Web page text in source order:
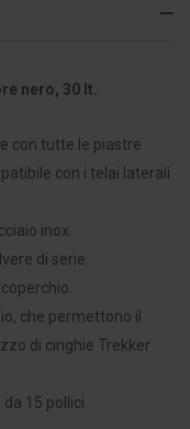
nero, 30 lt.
con tutte le piastre
con i telai laterali
inox.
di serie.
che permettono il
di cinghie Trekker
15 pollici.